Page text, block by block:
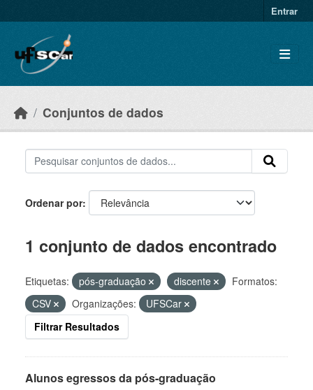
Entrar
Conjuntos de dados
Ordenar por
1 conjunto de dados encontrado
Etiquetas: pós-graduação discente
Formatos:
CSV
Organizações:
UFSCar
Filtrar Resultados
Alunos egressos da pós-graduação